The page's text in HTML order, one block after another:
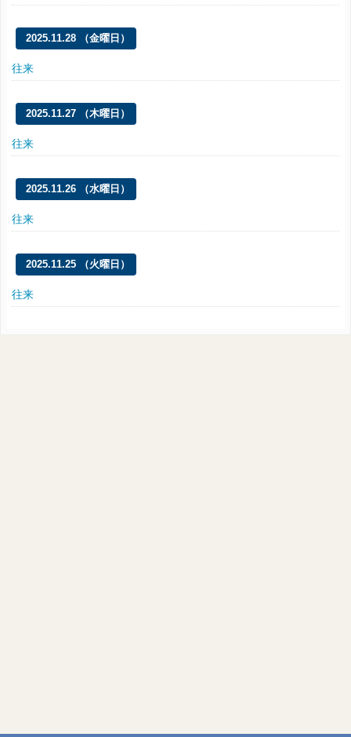
2025.11.28 （金曜日）
往来
2025.11.27 （木曜日）
往来
2025.11.26 （水曜日）
往来
2025.11.25 （火曜日）
往来